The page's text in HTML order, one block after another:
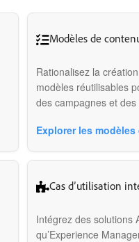
Modèles de
Rationalisez la
modèles réutilisables
des campagnes et
Explorer les
Cas d’utilisation
Intégrez des solutions
qu’Experience